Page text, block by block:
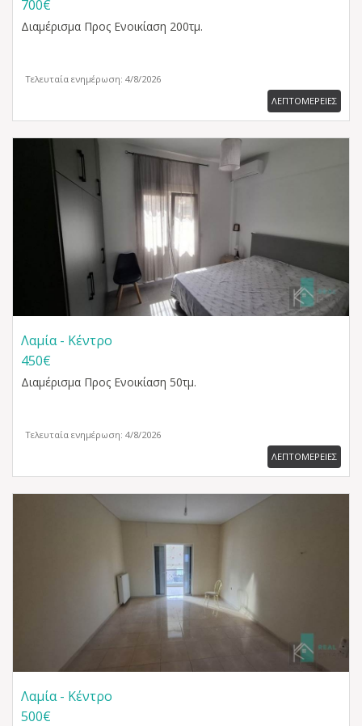
700€
Διαμέρισμα Προς Ενοικίαση 200τμ.
Τελευταία ενημέρωση: 4/8/2026
ΛΕΠΤΟΜΕΡΕΙΕΣ
Λαμία - Κέντρο
450€
Διαμέρισμα Προς Ενοικίαση 50τμ.
Τελευταία ενημέρωση: 4/8/2026
ΛΕΠΤΟΜΕΡΕΙΕΣ
Λαμία - Κέντρο
500€